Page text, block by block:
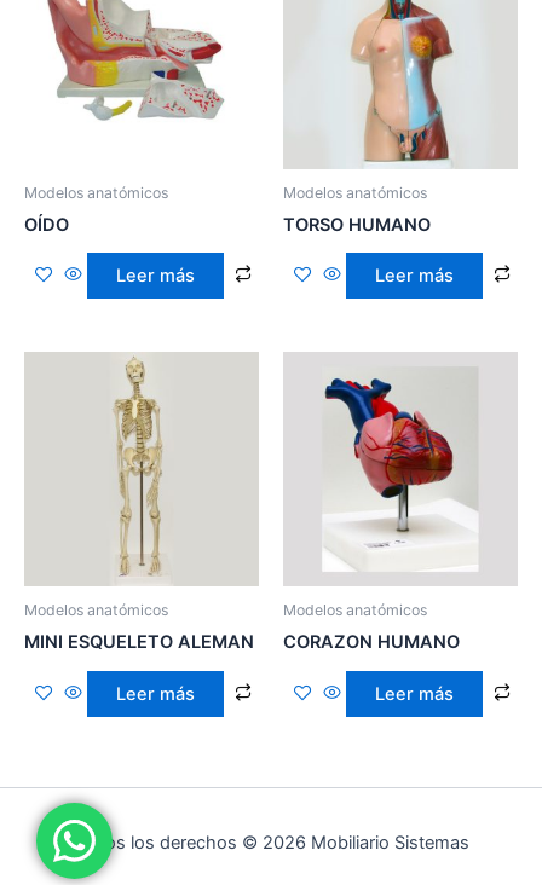
Modelos anatómicos
OÍDO
Leer más
Modelos anatómicos
TORSO HUMANO
Leer más
Modelos anatómicos
MINI ESQUELETO ALEMAN
Leer más
Modelos anatómicos
CORAZON HUMANO
Leer más
Todos los derechos © 2026 Mobiliario Sistemas